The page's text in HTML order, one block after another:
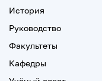
История
Руководство
Факультеты
Кафедры